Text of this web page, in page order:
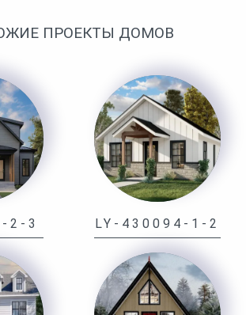
ПРОЕКТЫ ДОМОВ
2-3 LY-430094-1-2